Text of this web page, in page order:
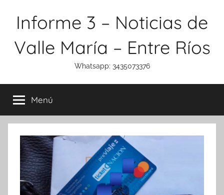
Informe 3 – Noticias de
Valle María – Entre Ríos
Whatsapp: 3435073376
Menú